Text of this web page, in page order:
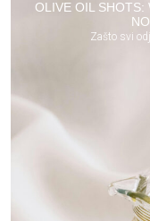
OLIVE OIL SHOTS:
Zašto svi